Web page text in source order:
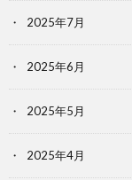
2025年7月
2025年6月
2025年5月
2025年4月